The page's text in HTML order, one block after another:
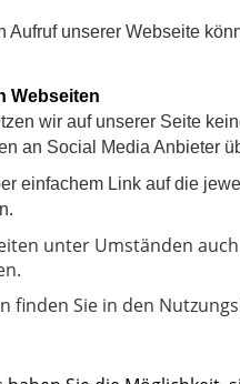
unserer Webseite
Webseiten
wir auf unserer Seite
an Social Media Anbieter
einfachem Link auf die
unter Umständen
Sie in den